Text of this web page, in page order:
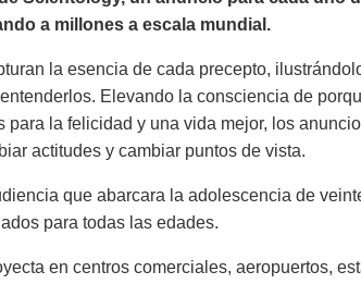
a millones a escala mundial.
la esencia de cada precepto,
Elevando la consciencia de
para la felicidad y una vida mejor, los
actitudes y cambiar puntos de vista.
que abarcara la adolescencia de
para todas las edades.
en centros comerciales, aeropuertos,